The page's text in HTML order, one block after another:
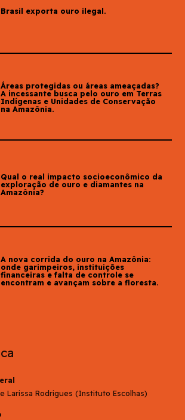
Brasil exporta ouro ilegal.
Áreas protegidas ou áreas ameaçadas?
A incessante busca pelo ouro em Terras
Indígenas e Unidades de Conservação
na Amazônia.
Qual o real impacto socioeconômico da
exploração de ouro e diamantes na
Amazônia?
A nova corrida do ouro na Amazônia:
onde garimpeiros, instituições
financeiras e falta de controle se
encontram e avançam sobre a floresta.
Larissa Rodrigues (Instituto Escolhas)